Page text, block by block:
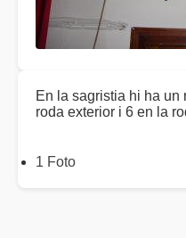
En la sagristia hi ha un
roda exterior i 6 en la
1 Foto